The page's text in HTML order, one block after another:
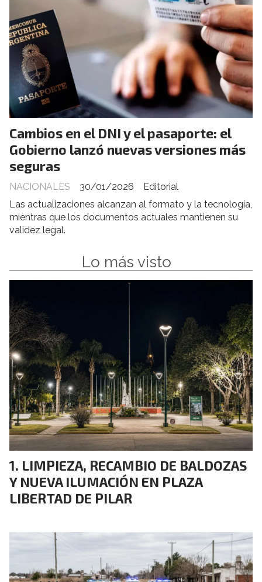
Cambios en el DNI y el pasaporte: el
Gobierno lanzó nuevas versiones más
seguras
Editorial
NACIONALES
30/01/2026
Las actualizaciones alcanzan al formato y la tecnología,
mientras que los documentos actuales mantienen su
validez legal.
Lo más visto
LIMPIEZA, RECAMBIO DE BALDOZAS
Y NUEVA ILUMACIÓN EN PLAZA
LIBERTAD DE PILAR